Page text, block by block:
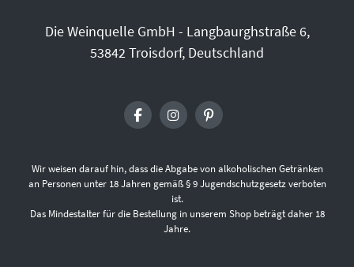
Die Weinquelle GmbH - Langbaurghstraße 6,
53842 Troisdorf, Deutschland
Wir weisen darauf hin, dass die Abgabe von alkoholischen Getränken
an Personen unter 18 Jahren gemäß § 9 Jugendschutzgesetz verboten
ist.
Das Mindestalter für die Bestellung in unserem Shop beträgt daher 18
Jahre.